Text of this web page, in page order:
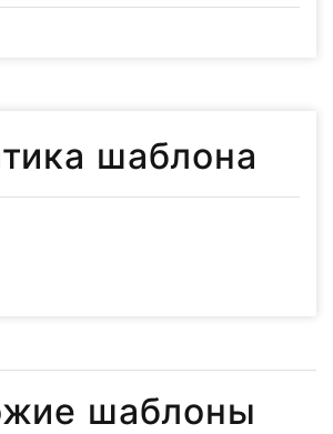
шаблона
шаблоны